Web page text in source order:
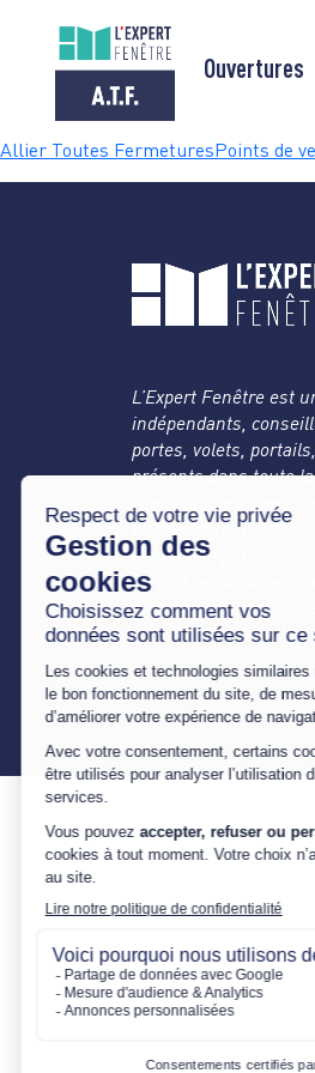
Passer
Ouvertures
Allier Toutes FermeturesPoints de
L’Expert Fenêtre est
indépendants,
portes, volets,
présents dans toute
Avec plus de 25 ans
les meilleurs produits
solution la plus
Le tout, en assurant
puissiez profiter